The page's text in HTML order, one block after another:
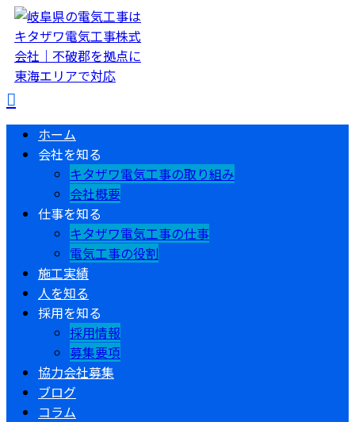
ホーム
会社を知る
キタザワ電気工事の取り組み
会社概要
仕事を知る
キタザワ電気工事の仕事
電気工事の役割
施工実績
人を知る
採用を知る
採用情報
募集要項
協力会社募集
ブログ
コラム